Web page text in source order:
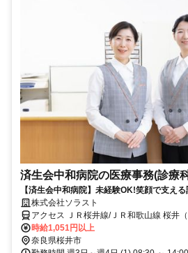
済生会中和病院の医療事務(診療
【済生会中和病院】未経験OK!笑顔で支え
株式会社ソラスト
アクセス ＪＲ桜井線/ＪＲ和歌山線 桜井
近鉄大阪線 桜井（奈良県）南口徒歩約15
時給1,051円以上
奈良県桜井市